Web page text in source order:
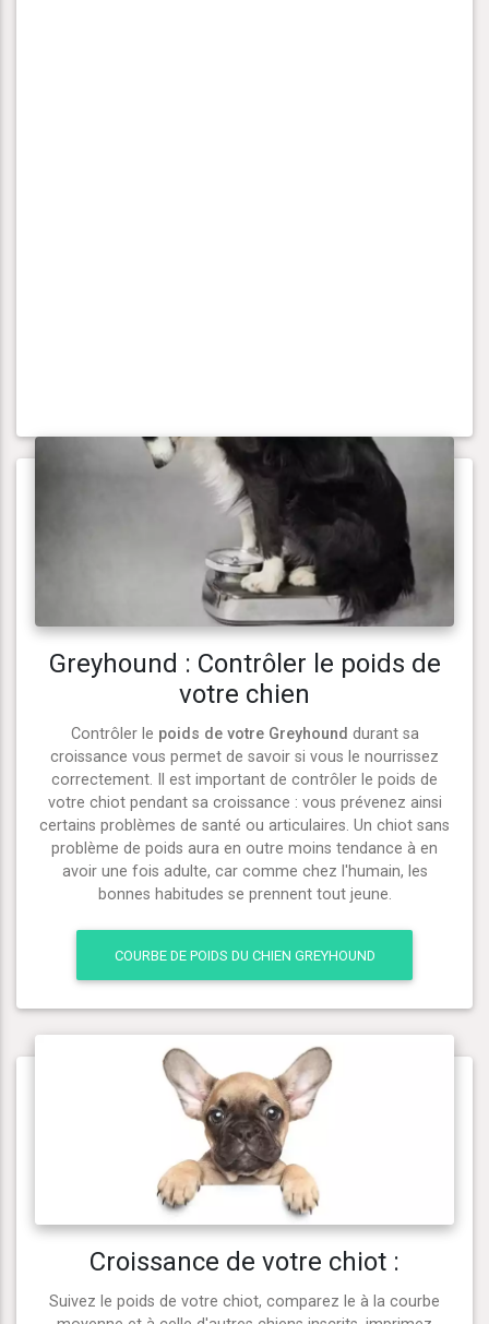
Greyhound : Contrôler le poids de
votre chien
Contrôler le poids de votre Greyhound durant sa
croissance vous permet de savoir si vous le nourrissez
correctement. Il est important de contrôler le poids de
votre chiot pendant sa croissance : vous prévenez ainsi
certains problèmes de santé ou articulaires. Un chiot sans
problème de poids aura en outre moins tendance à en
avoir une fois adulte, car comme chez l'humain, les
bonnes habitudes se prennent tout jeune.
COURBE DE POIDS DU CHIEN GREYHOUND
Croissance de votre chiot :
Suivez le poids de votre chiot, comparez le à la courbe